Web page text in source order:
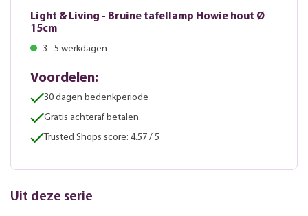
Light & Living - Bruine tafellamp Howie hout Ø
15cm
3 - 5 werkdagen
Voordelen:
30 dagen bedenkperiode
Gratis achteraf betalen
Trusted Shops score: 4.57 / 5
Uit deze serie